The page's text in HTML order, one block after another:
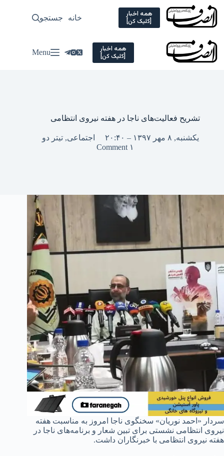
Skip
content
همه اخبار
[کلیک کن] خانه سیاسی
جستجو
همه اخبار
[کلیک کن] Menu
تشریح فعالیت‌های ناجا در هفته نیروی انتظامی
یکشنبه, ۸ مهر ۱۳۹۷ – ۲۰:۴۰ اجتماعی,تیتر دو
۱ Comment
سردار «احمد نوریان» سخنگوی ناجا امروز به مناسبت‌ هفته
نیروی انتظامی نشستی برای تبین شعار و برنامه‌های ناجا در
هفته نیروی انتظامی با خبرنگاران داشت.